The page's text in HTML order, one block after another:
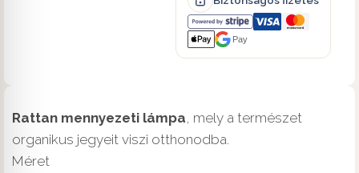
Pay
Rattan mennyezeti lámpa, mely a természet
organikus jegyeit viszi otthonodba.
Méret